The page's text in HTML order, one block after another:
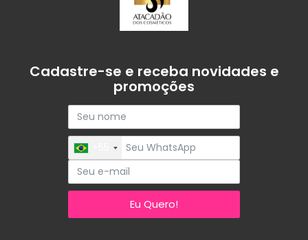
Cadastre-se e receba novidades e
promoções
Eu Quero!